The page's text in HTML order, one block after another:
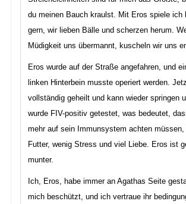
du meinen Bauch kraulst. Mit Eros spiele ich
gern, wir lieben Bälle und scherzen herum.
Müdigkeit uns übermannt, kuscheln wir uns
Eros wurde auf der Straße angefahren, und
linken Hinterbein musste operiert werden.
vollständig geheilt und kann wieder springen
wurde FIV-positiv getestet, was bedeutet,
mehr auf sein Immunsystem achten müssen,
Futter, wenig Stress und viel Liebe. Eros ist
munter.
Ich, Eros, habe immer an Agathas Seite
mich beschützt, und ich vertraue ihr